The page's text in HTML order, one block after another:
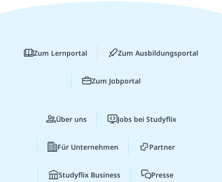
Zum Lernportal Zum Ausbildungsportal
Zum Jobportal
Über uns Jobs bei Studyflix
Für Unternehmen Partner
Studyflix Business Presse